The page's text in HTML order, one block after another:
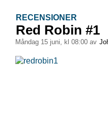
RECENSIONER
Red Robin #1
måndag 15 juni, kl 08:00 av